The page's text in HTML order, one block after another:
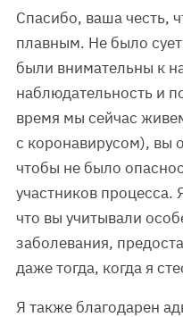
Спасибо, ваша честь,
плавным. Не было
были внимательны к
наблюдательность и
время мы сейчас
с коронавирусом), вы
чтобы не было
участников процесса.
что вы учитывали
заболевания,
даже тогда, когда я
Я также благодарен